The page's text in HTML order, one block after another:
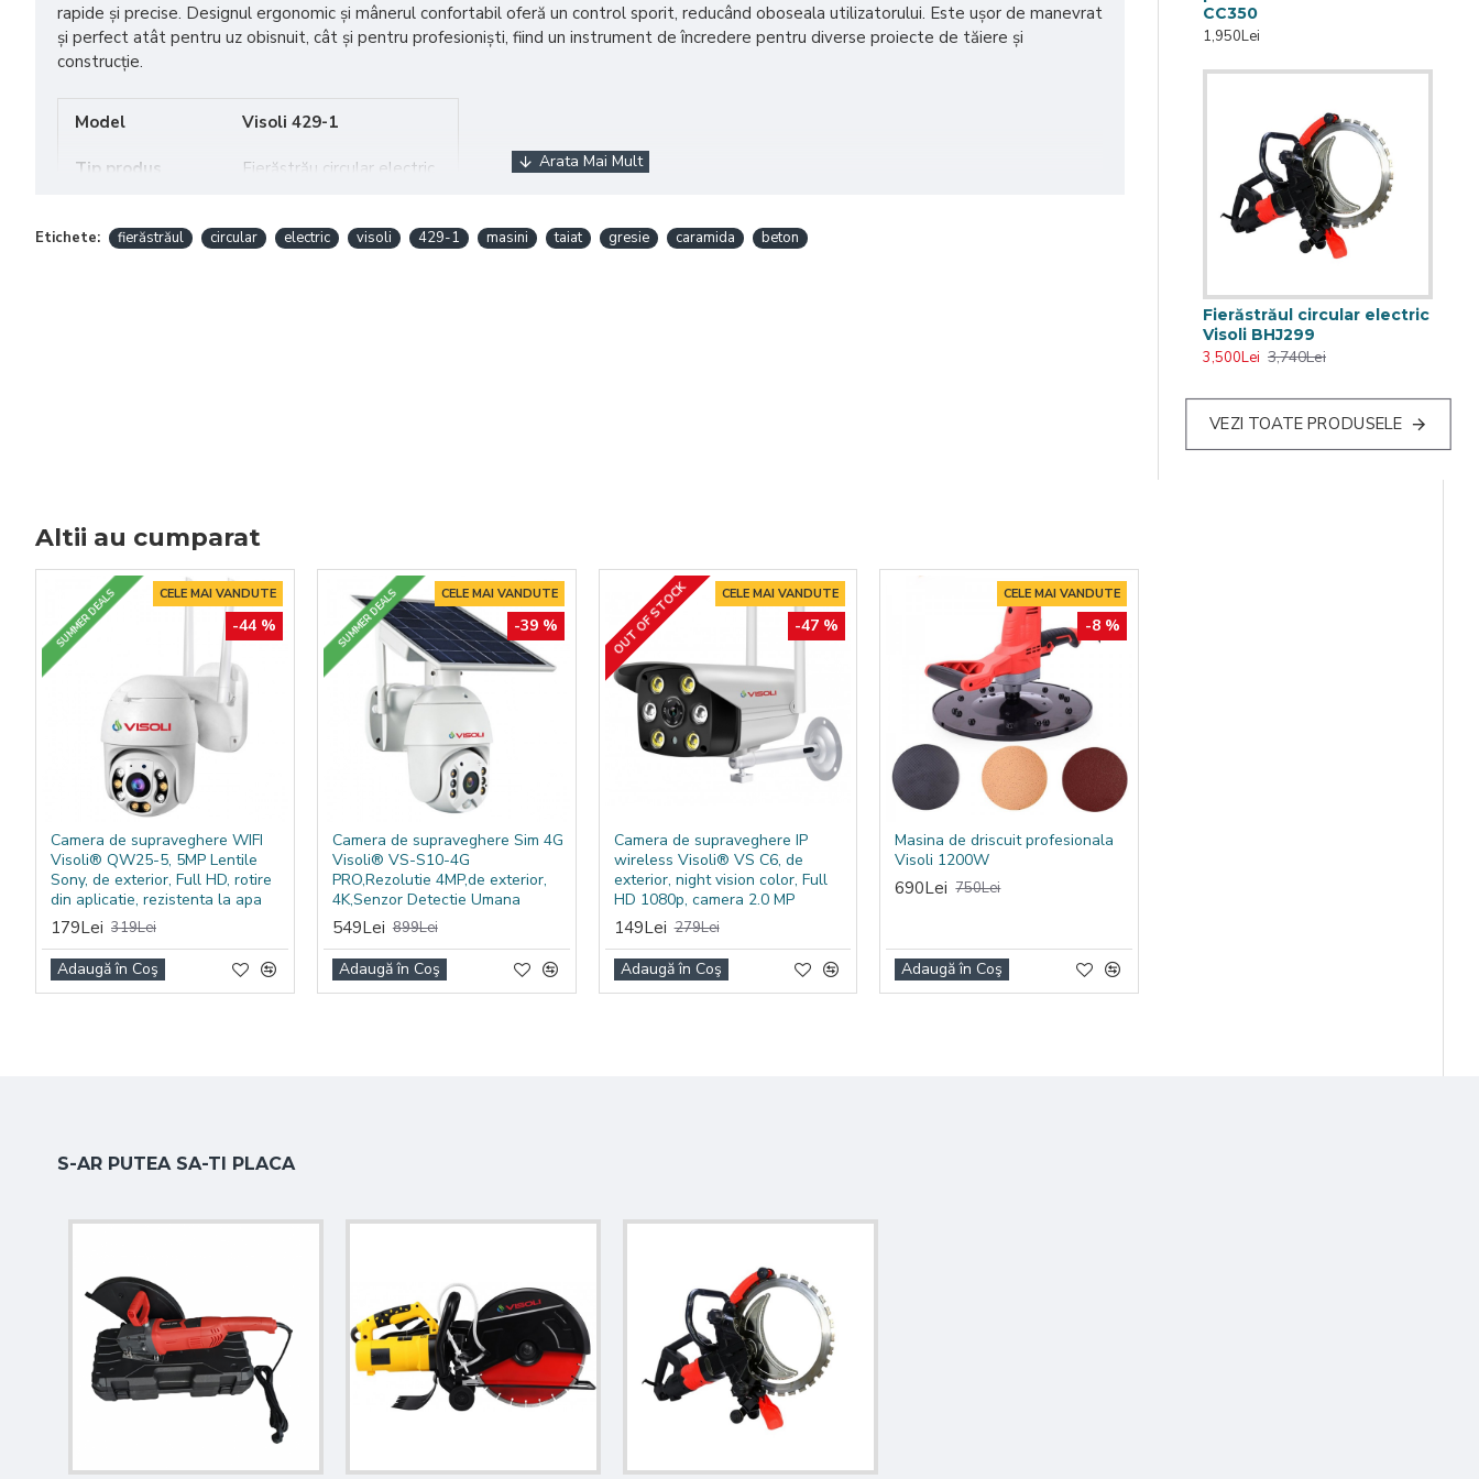
rapide și precise. Designul ergonomic și mânerul confortabil oferă un control sporit, reducând oboseala utilizatorului. Este ușor de manevrat
și perfect atât pentru uz obisnuit, cât și pentru profesioniști, fiind un instrument de încredere pentru diverse proiecte de tăiere și
construcție.
Model Visoli 429-1
Tip produs Fierăstrău circular electric
Etichete: fierăstrăul circular electric visoli 429-1 masini taiat gresie caramida beton
CC350
1,950Lei
Fierăstrăul circular electric
Visoli BHJ299
3,500Lei 3,740Lei
VEZI TOATE PRODUSELE
Altii au cumparat
CELE MAI VANDUTE
SUMMER DEALS -44 %
Camera de supraveghere WIFI
Visoli® QW25-5, 5MP Lentile
Sony, de exterior, Full HD, rotire
din aplicatie, rezistenta la apa
179Lei 319Lei
Adaugă în Coş
CELE MAI VANDUTE
SUMMER DEALS -39 %
Camera de supraveghere Sim 4G
Visoli® VS-S10-4G
PRO,Rezolutie 4MP,de exterior,
4K,Senzor Detectie Umana
549Lei 899Lei
Adaugă în Coş
CELE MAI VANDUTE
-47 %
OUT OF STOCK
Camera de supraveghere IP
wireless Visoli® VS C6, de
exterior, night vision color, Full
HD 1080p, camera 2.0 MP
149Lei 279Lei
Adaugă în Coş
CELE MAI VANDUTE
-8 %
Masina de driscuit profesionala
Visoli 1200W
690Lei 750Lei
Adaugă în Coş
S-AR PUTEA SA-TI PLACA